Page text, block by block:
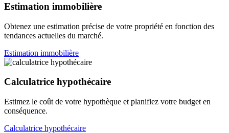
Estimation immobilière
Obtenez une estimation précise de votre propriété en fonction des
tendances actuelles du marché.
Estimation immobilière
Calculatrice hypothécaire
Estimez le coût de votre hypothèque et planifiez votre budget en
conséquence.
Calculatrice hypothécaire